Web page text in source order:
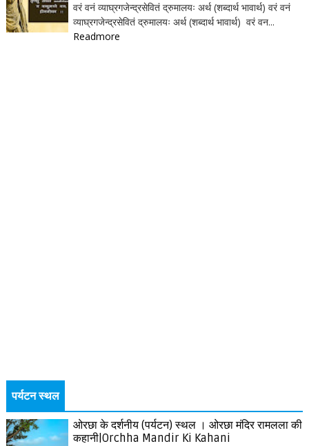
वरं वनं व्याघ्रगजेन्द्रसेवितं द्रुमालयः अर्थ (शब्दार्थ भावार्थ) वरं वनं
व्याघ्रगजेन्द्रसेवितं द्रुमालयः अर्थ (शब्दार्थ भावार्थ) वरं वन...
Readmore
पर्यटन स्थल
ओरछा के दर्शनीय (पर्यटन) स्थल । ओरछा मंदिर रामलला की
कहानी|Orchha Mandir Ki Kahani